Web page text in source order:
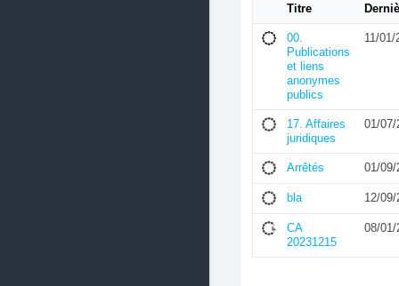
Titre
00.
Publications
et liens
anonymes
publics
11/01/
17. Affaires
juridiques
01/07/
Arrêtés 01/09/
bla 12/09/
CA
20231215
08/01/